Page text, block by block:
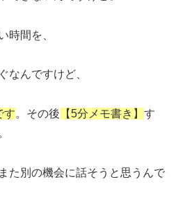
時間を、
なんですけど、
す。その後 【5分メモ書き】 す
た別の機会に話そうと思うんで